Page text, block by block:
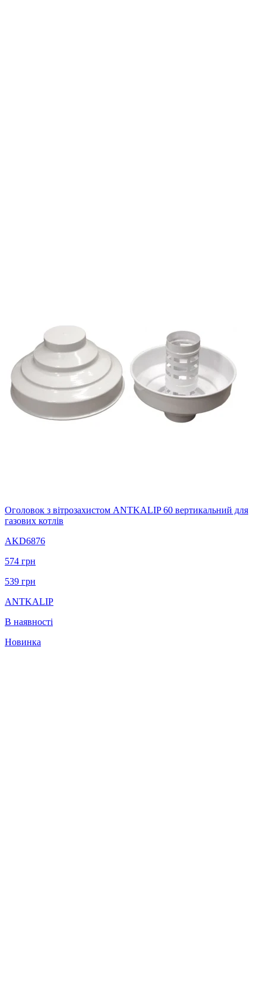
Оголовок з вітрозахистом ANTKALIP 60 вертикальний для
газових котлів
AKD6876
574 грн
539 грн
ANTKALIP
В наявності
Новинка